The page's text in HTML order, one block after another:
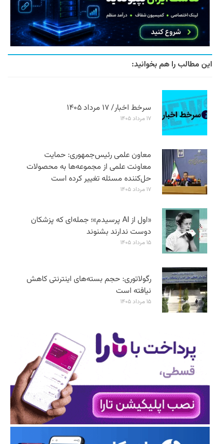
این مطالب را هم بخوانید:
سرخط اخبار/ ۱۷ مرداد ۱۴۰۵
۱۷ مرداد ۱۴۰۵
معاون علمی رئیس‌جمهوری: حمایت
معاونت علمی از مجموعه‌ها به محصولات
حل‌کننده مسئله تغییر کرده است
۱۷ مرداد ۱۴۰۵
«اول از AI پرسیدم»؛ جمله‌ای که پزشکان
دوست ندارند بشنوند
۱۵ مرداد ۱۴۰۵
رگولاتوری: حجم بسته‌های اینترنتی کاهش
نیافته است
۱۵ مرداد ۱۴۰۵